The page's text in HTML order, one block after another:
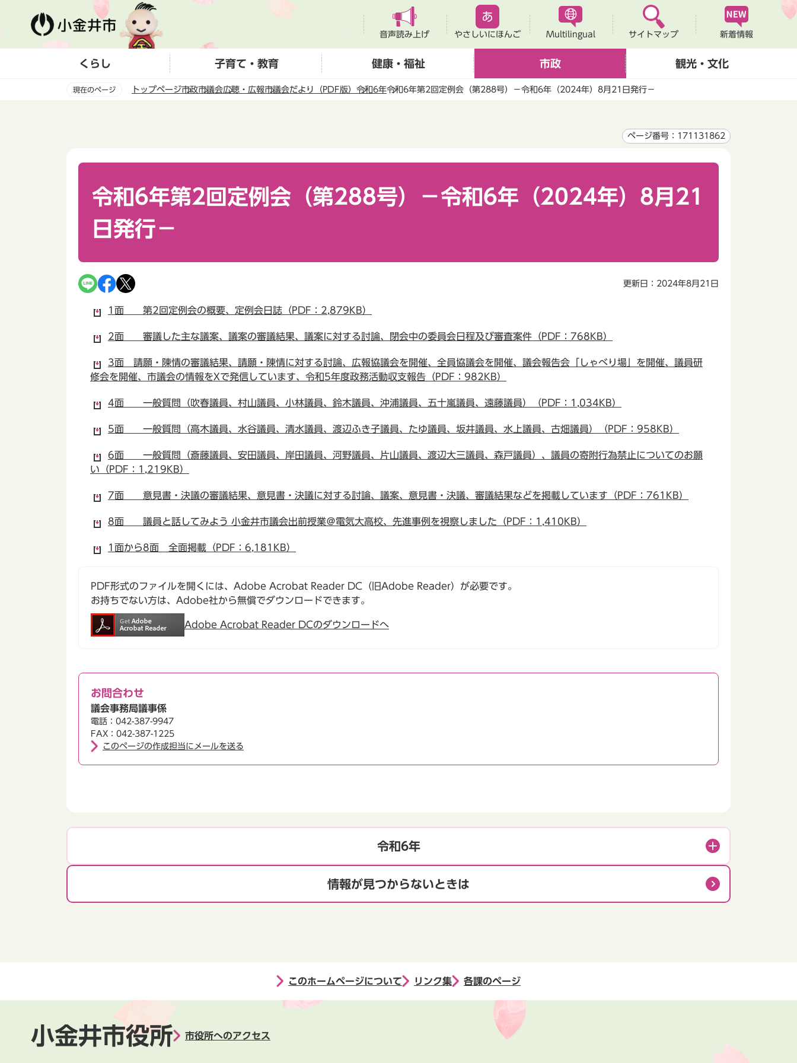
ー
音声読み上げ やさしいにほんご Multilingual サイトマップ 新着情報
くらし 子育て・教育 健康・福祉 市政 観光・文化
現在のページ トップページ市政市議会広聴・広報市議会だより（PDF版） 令和6年令和6年第2回定例会（第288号）－令和6年（2024年）8月21日発行－
ページ番号：171131862
令和6年第2回定例会（第288号）－令和6年（2024年）8月21
日発行－
更新日：2024年8月21日
1面 第2回定例会の概要、定例会日誌（PDF：2,879KB）
2面 審議した主な議案、議案の審議結果、議案に対する討論、閉会中の委員会日程及び審査案件（PDF：768KB）
3面 請願・陳情の審議結果、請願・陳情に対する討論、広報協議会を開催、全員協議会を開催、議会報告会「しゃべり場」を開催、議員研
修会を開催、市議会の情報をXで発信しています、令和5年度政務活動収支報告（PDF：982KB）
4面 一般質問（吹春議員、村山議員、小林議員、鈴木議員、沖浦議員、五十嵐議員、遠藤議員）（PDF：1,034KB）
5面 一般質問（高木議員、水谷議員、清水議員、渡辺ふき子議員、たゆ議員、坂井議員、水上議員、古畑議員）（PDF：958KB）
6面 一般質問（斎藤議員、安田議員、岸田議員、河野議員、片山議員、渡辺大三議員、森戸議員）、議員の寄附行為禁止についてのお願
い（PDF：1,219KB）
7面 意見書・決議の審議結果、意見書・決議に対する討論、議案、意見書・決議、審議結果などを掲載しています（PDF：761KB）
8面 議員と話してみよう 小金井市議会出前授業＠電気大高校、先進事例を視察しました（PDF：1,410KB）
1面から8面 全面掲載（PDF：6,181KB）
PDF形式のファイルを開くには、Adobe Acrobat Reader DC（旧Adobe Reader）が必要です。
お持ちでない方は、Adobe社から無償でダウンロードできます。
Adobe Acrobat Reader DCのダウンロードへ
お問合わせ
議会事務局議事係
電話：042-387-9947
FAX：042-387-1225
このページの作成担当にメールを送る
令和6年
情報が見つからないときは
このホームページについて リンク集 各課のページ
小金井市役所 市役所へのアクセス